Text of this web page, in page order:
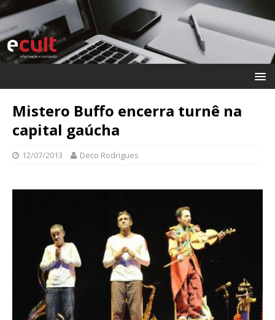
Mistero Buffo encerra turnê na
capital gaúcha
12/07/2013 Deco Rodrigues